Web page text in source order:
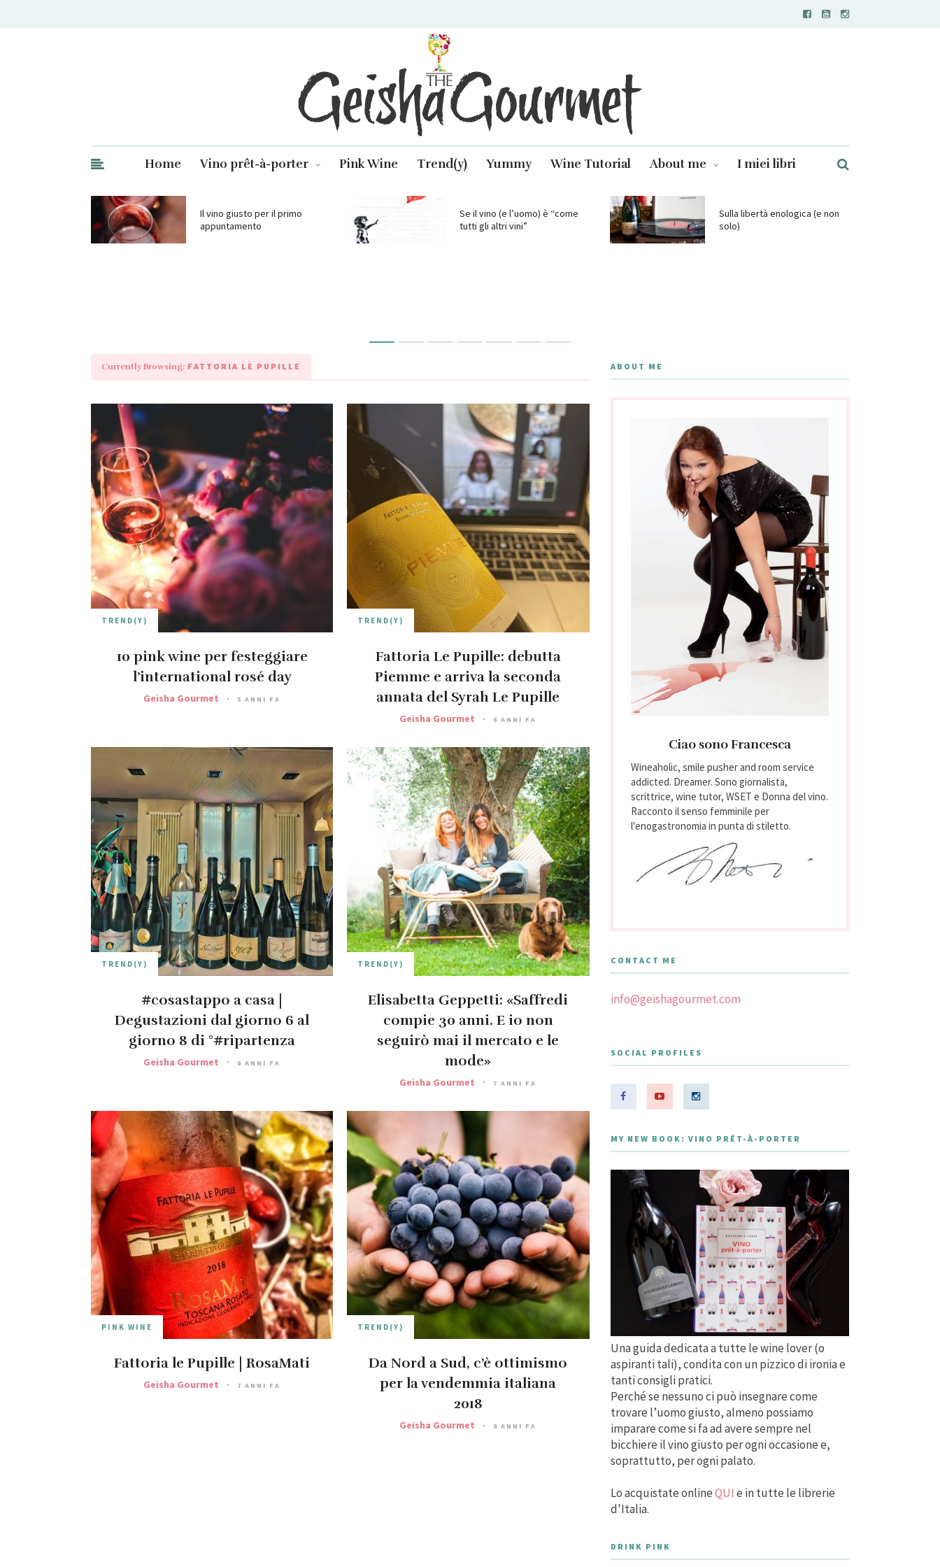
Home Vino prêt-à-porter Pink Wine Trend(y) Yummy Wine Tutorial About me I miei libri
Il vino giusto per il primo
appuntamento
Se il vino (e l’uomo) è “come
tutti gli altri vini”
Sulla libertà enologica (e non
solo)
Currently Browsing: FATTORIA LE PUPILLE
TREND(Y)
10 pink wine per festeggiare
l’international rosé day
Geisha Gourmet 5 ANNI FA
TREND(Y)
Fattoria Le Pupille: debutta
Piemme e arriva la seconda
annata del Syrah Le Pupille
Geisha Gourmet 6 ANNI FA
TREND(Y)
#cosastappo a casa |
Degustazioni dal giorno 6 al
giorno 8 di °#ripartenza
Geisha Gourmet 6 ANNI FA
TREND(Y)
Elisabetta Geppetti: «Saffredi
compie 30 anni. E io non
seguirò mai il mercato e le
mode»
Geisha Gourmet 7 ANNI FA
PINK WINE
Fattoria le Pupille | RosaMati
Geisha Gourmet 7 ANNI FA
TREND(Y)
Da Nord a Sud, c’è ottimismo
per la vendemmia italiana
2018
Geisha Gourmet 8 ANNI FA
ABOUT ME
Ciao sono Francesca
Wineaholic, smile pusher and room service
addicted. Dreamer. Sono giornalista,
scrittrice, wine tutor, WSET e Donna del vino.
Racconto il senso femminile per
l'enogastronomia in punta di stiletto.
CONTACT ME
info@geishagourmet.com
SOCIAL PROFILES
MY NEW BOOK: VINO PRÊT-À-PORTER
Una guida dedicata a tutte le wine lover (o
aspiranti tali), condita con un pizzico di ironia e
tanti consigli pratici.
Perché se nessuno ci può insegnare come
trovare l’uomo giusto, almeno possiamo
imparare come si fa ad avere sempre nel
bicchiere il vino giusto per ogni occasione e,
soprattutto, per ogni palato.
Lo acquistate onlineQUI e in tutte le librerie
d'Italia.
DRINK PINK